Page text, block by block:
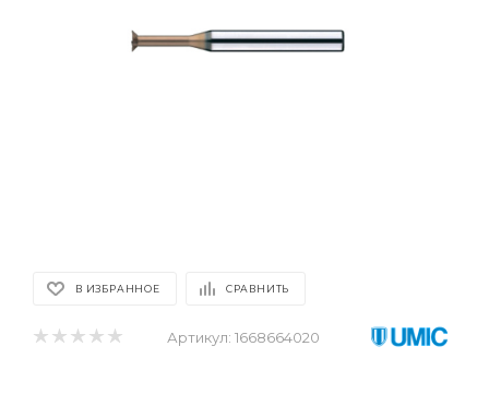
В ИЗБРАННОЕ СРАВНИТЬ
Артикул: 1668664020